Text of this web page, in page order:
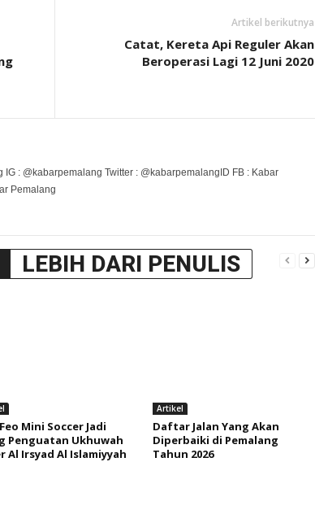
Artikel berikutnya
Catat, Kereta Api Reguler Akan
Beroperasi Lagi 12 Juni 2020
IG : @kabarpemalang Twitter : @kabarpemalangID FB : Kabar
Pemalang
LEBIH DARI PENULIS
Mini Soccer Jadi
Penguatan Ukhuwah
Al Irsyad Al Islamiyyah
Artikel
Daftar Jalan Yang Akan
Diperbaiki di Pemalang
Tahun 2026